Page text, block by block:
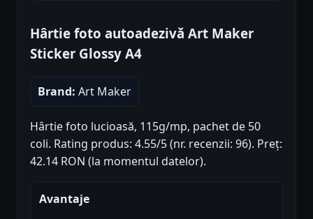
Hârtie foto autoadezivă Art Maker
Sticker Glossy A4
Brand: Art Maker
Hârtie foto lucioasă, 115g/mp, pachet de 50
coli. Rating produs: 4.55/5 (nr. recenzii: 96). Preț:
42.14 RON (la momentul datelor).
Avantaje